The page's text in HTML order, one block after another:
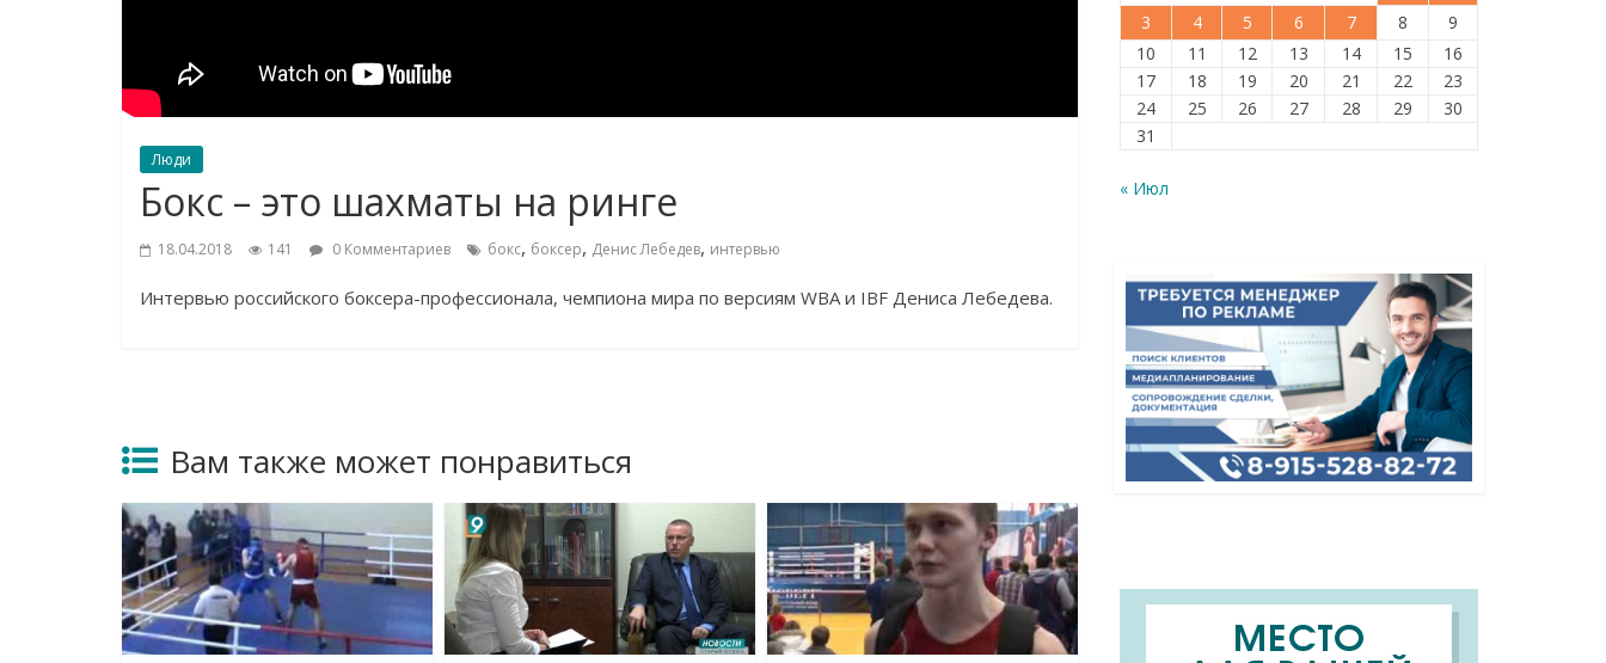
Люди
Бокс – это шахматы на ринге
18.04.2018 141 0 Комментариев бокс, боксер, Денис Лебедев, интервью
Интервью российского боксера-профессионала, чемпиона мира по версиям WBA и IBF Дениса Лебедева.
Вам также может понравиться
3
4 5 6 7 8
9
10
11 12 13 14 15
16
17
18 19 20 21 22
23
24
25 26 27 28 29
30
31
« Июл